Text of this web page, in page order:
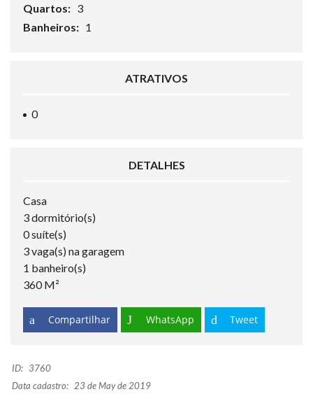
Quartos: 3
Banheiros: 1
ATRATIVOS
0
DETALHES
Casa
3 dormitório(s)
0 suíte(s)
3 vaga(s) na garagem
1 banheiro(s)
360 M²
Compartilhar WhatsApp Tweet
ID: 3760
Data cadastro: 23 de May de 2019